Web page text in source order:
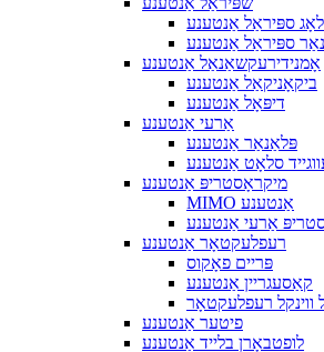
לאָג ספּיראַל אַנטענע
ספּיראַל אַנטענע
אָמנידירעקשאַנאַל אַנטענע
ביקאָניקאַל אַנטענע
דיפּאָל אַנטענע
אַרעי אַנטענע
פּלאַנאַר אַנטענע
סלאָט אַנטענע
מיקראָסטריפּ אַנטענע
MIMO אַנטענע
אַרעי אַנטענע
רעפלעקטאָר אַנטענע
פּריים פאָקוס
קאַסעגריין אַנטענע
ווינקל רעפלעקטאָר
פיטער אַנטענע
לופטבאָרן בלייד אַנטענע